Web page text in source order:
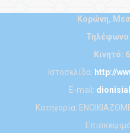
Κορώνη,
Τηλέφωνο:
Κινητό:
Ιστοσελίδα: http://
E-mail:
Κατηγορία: